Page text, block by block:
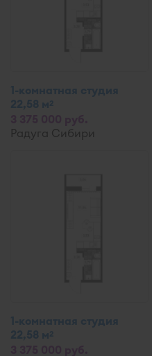
1-комнатная студия
22,58 м2
Радуга Сибири
1-комнатная студия
22,58 м2